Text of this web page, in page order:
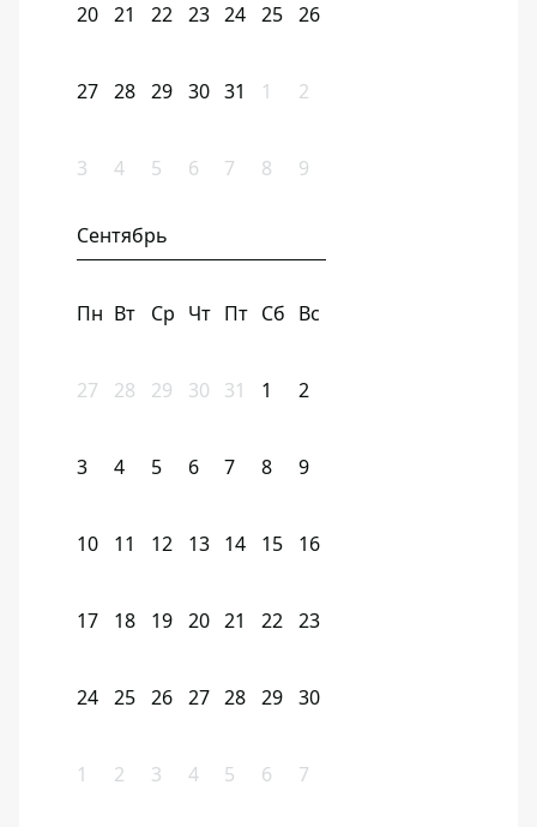
20 21 22 23 24 25 26
27 28 29 30 31 1 2
3 4 5 6 7 8 9
Сентябрь
Пн Вт Ср Чт Пт Сб Вс
27 28 29 30 31 1 2
3 4 5 6 7 8 9
10 11 12 13 14 15 16
17 18 19 20 21 22 23
24 25 26 27 28 29 30
1 2 3 4 5 6 7